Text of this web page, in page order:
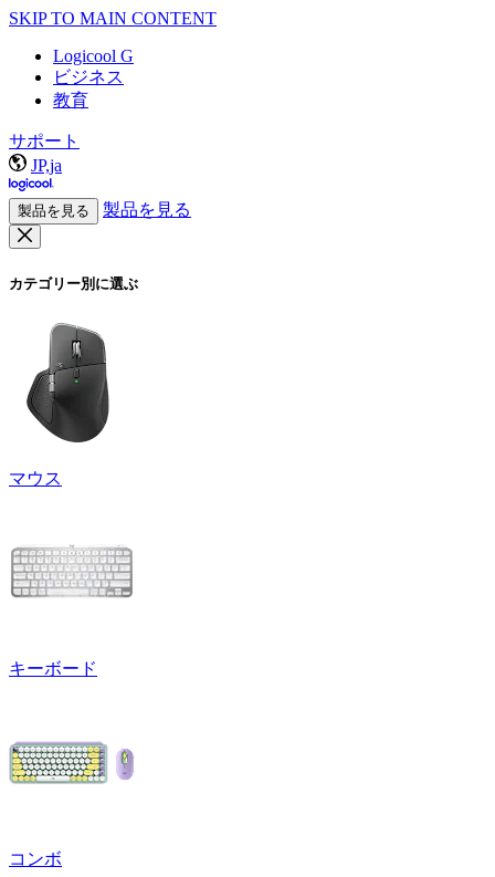
SKIP TO MAIN CONTENT
Logicool G
ビジネス
教育
サポート
JP,ja
製品を見る 製品を見る
カテゴリー別に選ぶ
マウス
キーボード
コンボ